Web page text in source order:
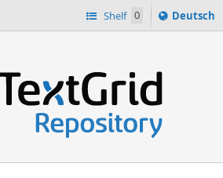
Shelf 0
Sprache
ï¿½ndern
Deutsch